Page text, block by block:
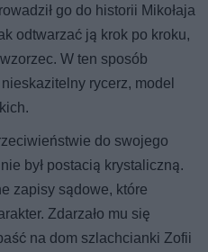
go do historii Mikołaja
odtwarzać ją krok po kroku,
W ten sposób
rycerz, model
do swojego
był postacią krystaliczną.
zapisy sądowe, które
Zdarzało mu się
na dom szlachcianki Zofii